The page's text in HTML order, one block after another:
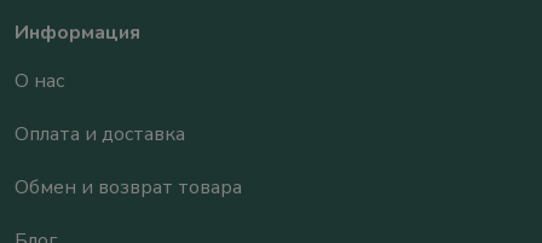
Информация
О нас
Оплата и доставка
Обмен и возврат товара